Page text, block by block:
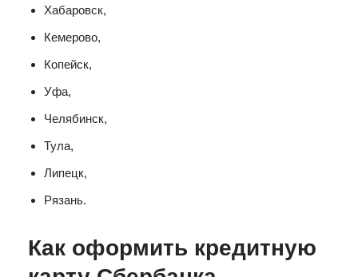
Хабаровск,
Кемерово,
Копейск,
Уфа,
Челябинск,
Тула,
Липецк,
Рязань.
Как оформить кредитную